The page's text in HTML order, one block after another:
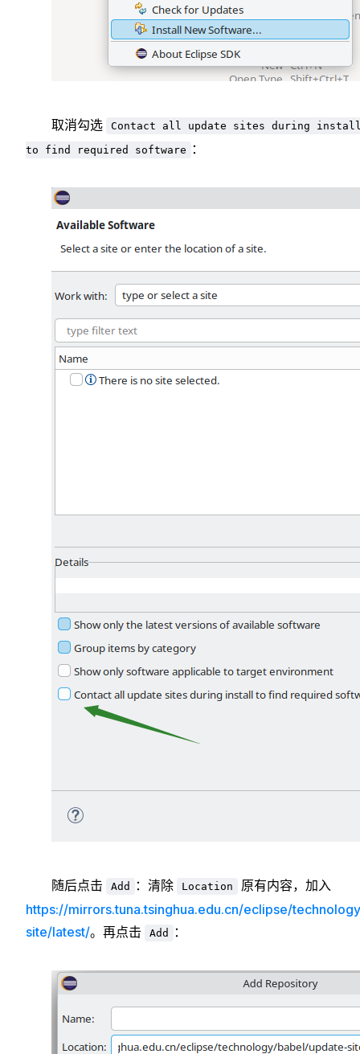
取消勾选
Contact all update sites during
to find required software
：
随后点击 Add ：清除 Location
原有内容，加入
https://mirrors.tuna.tsinghua.edu.cn/eclipse/
site/latest/。再点击 Add ：